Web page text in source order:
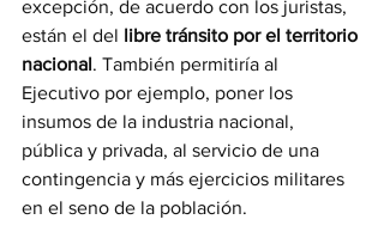
excepción, de acuerdo con los juristas,
están el del libre tránsito por el territorio
nacional . También permitiría al
Ejecutivo por ejemplo, poner los
insumos de la industria nacional,
pública y privada, al servicio de una
contingencia y más ejercicios militares
en el seno de la población.